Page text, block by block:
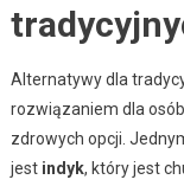
Alternatywy dla
rozwiązaniem dla
zdrowych opcji.
jest indyk, który jest